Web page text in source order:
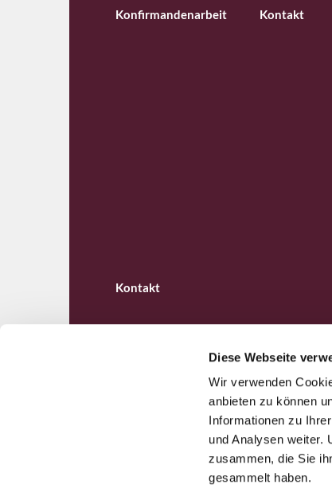
Diese Webseite
Wir verwenden
anbieten zu können
Informationen zu
und Analysen weiter.
zusammen, die Sie
gesammelt haben.
Konfirmandenarbeit Kontakt
Kontakt
Ev.